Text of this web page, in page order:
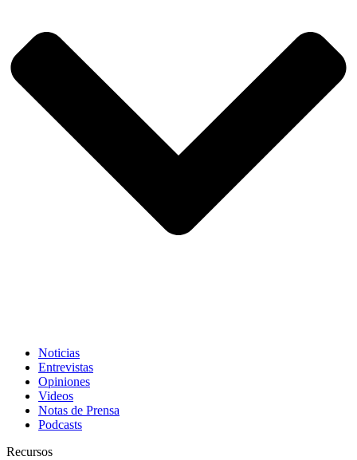
Noticias
Entrevistas
Opiniones
Videos
Notas de Prensa
Podcasts
Recursos